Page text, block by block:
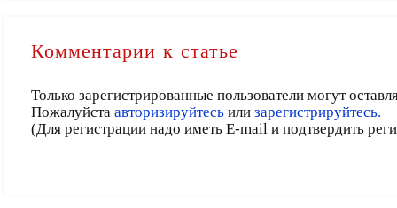
Комментарии к статье
Только зарегистрированные пользователи могут
Пожалуйста авторизируйтесьили зарегистрируйтесь.
(Для регистрации надо иметь E-mail и подтвердить